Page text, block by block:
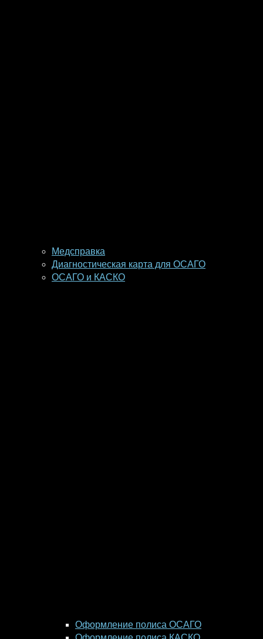
Медсправка
Диагностическая карта для ОСАГО
ОСАГО и КАСКО
Оформление полиса ОСАГО